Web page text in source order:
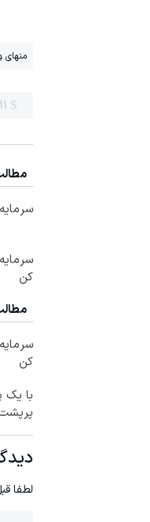
منهای
11
کن
کن
با یک
لطفا